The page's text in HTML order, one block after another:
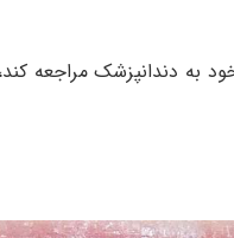
به دندانپزشک مراجعه